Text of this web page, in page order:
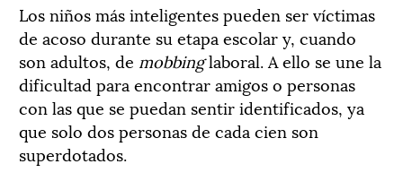
Los niños más inteligentes pueden ser víctimas
de acoso durante su etapa escolar y, cuando
son adultos, de mobbinglaboral. A ello se une la
dificultad para encontrar amigos o personas
con las que se puedan sentir identificados, ya
que solo dos personas de cada cien son
superdotados.